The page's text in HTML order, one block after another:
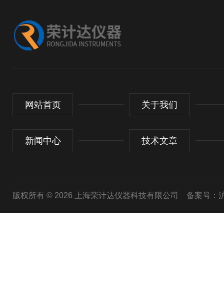
网站首页 关于我们
新闻中心 技术文章
版权所有 © 2026 上海荣计达仪器科技有限公司 备案号：